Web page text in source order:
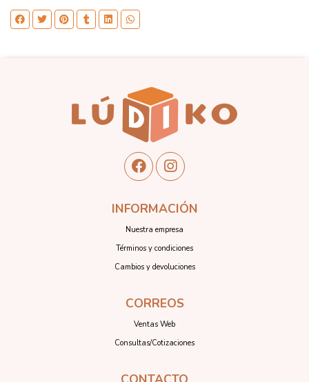
INFORMACIÓN
Nuestra empresa
Términos y condiciones
Cambios y devoluciones
CORREOS
Ventas Web
Consultas/Cotizaciones